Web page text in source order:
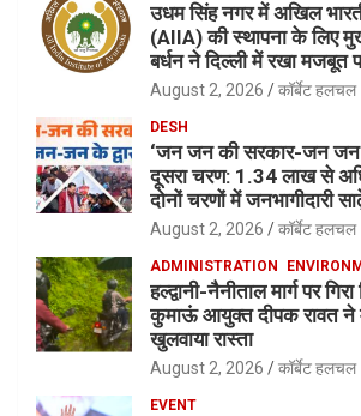
उधम सिंह नगर में अखिल
(AIIA) की स्थापना के लिए
बर्धन ने दिल्ली में रखा मजबूत
August 2, 2026 कॉर्बेट हलचल
DESH
‘जन जन की सरकार-जन जन
दूसरा चरण: 1.34 लाख से
दोनों चरणों में जनभागीदारी
August 2, 2026 कॉर्बेट हलचल
ADMINISTRATION
हल्द्वानी-नैनीताल मार्ग पर
कुमाऊं आयुक्त दीपक रावत ने
खुलवाया रास्ता
August 2, 2026 कॉर्बेट हलचल
EVENT